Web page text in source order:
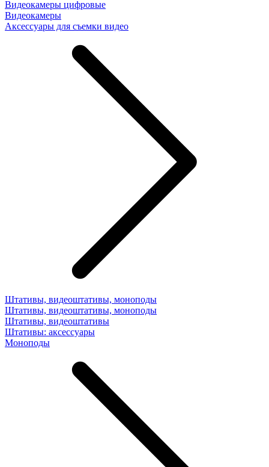
Видеокамеры цифровые
Видеокамеры
Аксессуары для съемки видео
Штативы, видеоштативы, моноподы
Штативы, видеоштативы, моноподы
Штативы, видеоштативы
Штативы: аксессуары
Моноподы